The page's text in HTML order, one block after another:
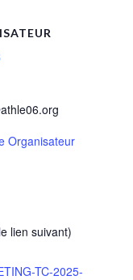
Organisateur
lien suivant)
TC-2025-